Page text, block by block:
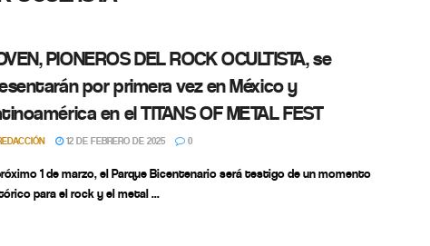
PIONEROS DEL ROCK OCULTISTA, se
por primera vez en México y
en el TITANS OF METAL FEST
12 DE FEBRERO DE 2025 0
1 de marzo, el Parque Bicentenario será testigo de un momento
para el rock y el metal ...